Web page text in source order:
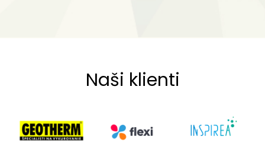
Naši klienti